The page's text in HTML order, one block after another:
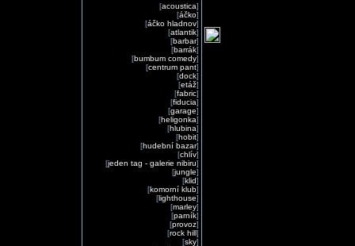
[acoustica]
[áčko]
[áčko hladnov]
[atlantik]
[barbar]
[barrák]
[bumbum comedy]
[centrum pant]
[dock]
[etáž]
[fabric]
[fiducia]
[garage]
[heligonka]
[hlubina]
[hobit]
[hudební bazar]
[chlív]
[jeden tag - galerie nibiru]
[jungle]
[klid]
[komorní klub]
[lighthouse]
[marley]
[parník]
[provoz]
[rock hill]
[sky]